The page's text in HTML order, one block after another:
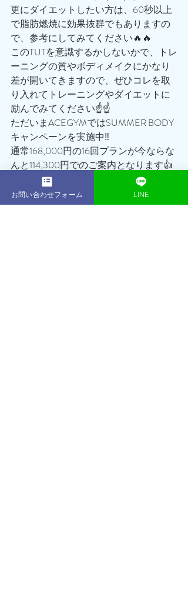
更にダイエットしたい方は、60秒以上
で脂肪燃焼に効果抜群でもありますの
で、参考にしてみてください🔥🔥
このTUTを意識するかしないかで、トレ
ーニングの質やボディメイクにかなり
差が開いてきますので、ぜひコレを取
り入れてトレーニングやダイエットに
励んでみてください☝️☝️
ただいまACEGYMではSUMMER BODY
キャンペーンを実施中‼️
通常168,000円の16回プランが今ならな
んと114,300円でのご案内となります👍
ぜひこの機会を逃すことなく、まずは
無料体験トレーニングに足を運んでみ
てください☺️
お問い合わせフォーム LINE